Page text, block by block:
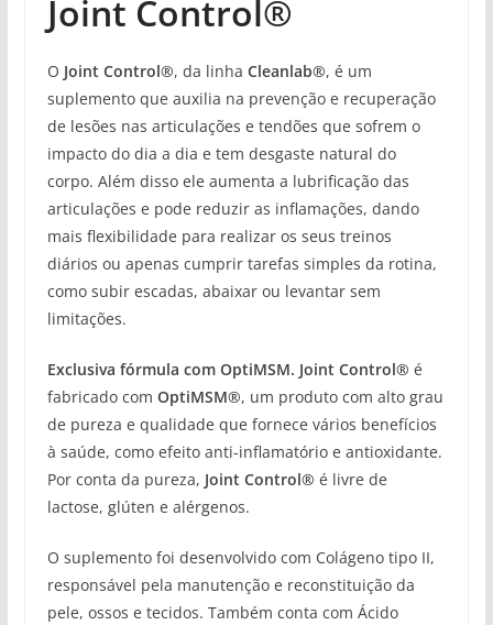
Joint Control®
O Joint Control®, da linha Cleanlab®, é um
suplemento que auxilia na prevenção e recuperação
de lesões nas articulações e tendões que sofrem o
impacto do dia a dia e tem desgaste natural do
corpo. Além disso ele aumenta a lubrificação das
articulações e pode reduzir as inflamações, dando
mais flexibilidade para realizar os seus treinos
diários ou apenas cumprir tarefas simples da rotina,
como subir escadas, abaixar ou levantar sem
limitações.
Exclusiva fórmula com OptiMSM. Joint Control® é
fabricado com OptiMSM®, um produto com alto grau
de pureza e qualidade que fornece vários benefícios
à saúde, como efeito anti-inflamatório e antioxidante.
Por conta da pureza, Joint Control® é livre de
lactose, glúten e alérgenos.
O suplemento foi desenvolvido com Colágeno tipo II,
responsável pela manutenção e reconstituição da
pele, ossos e tecidos. Também conta com Ácido